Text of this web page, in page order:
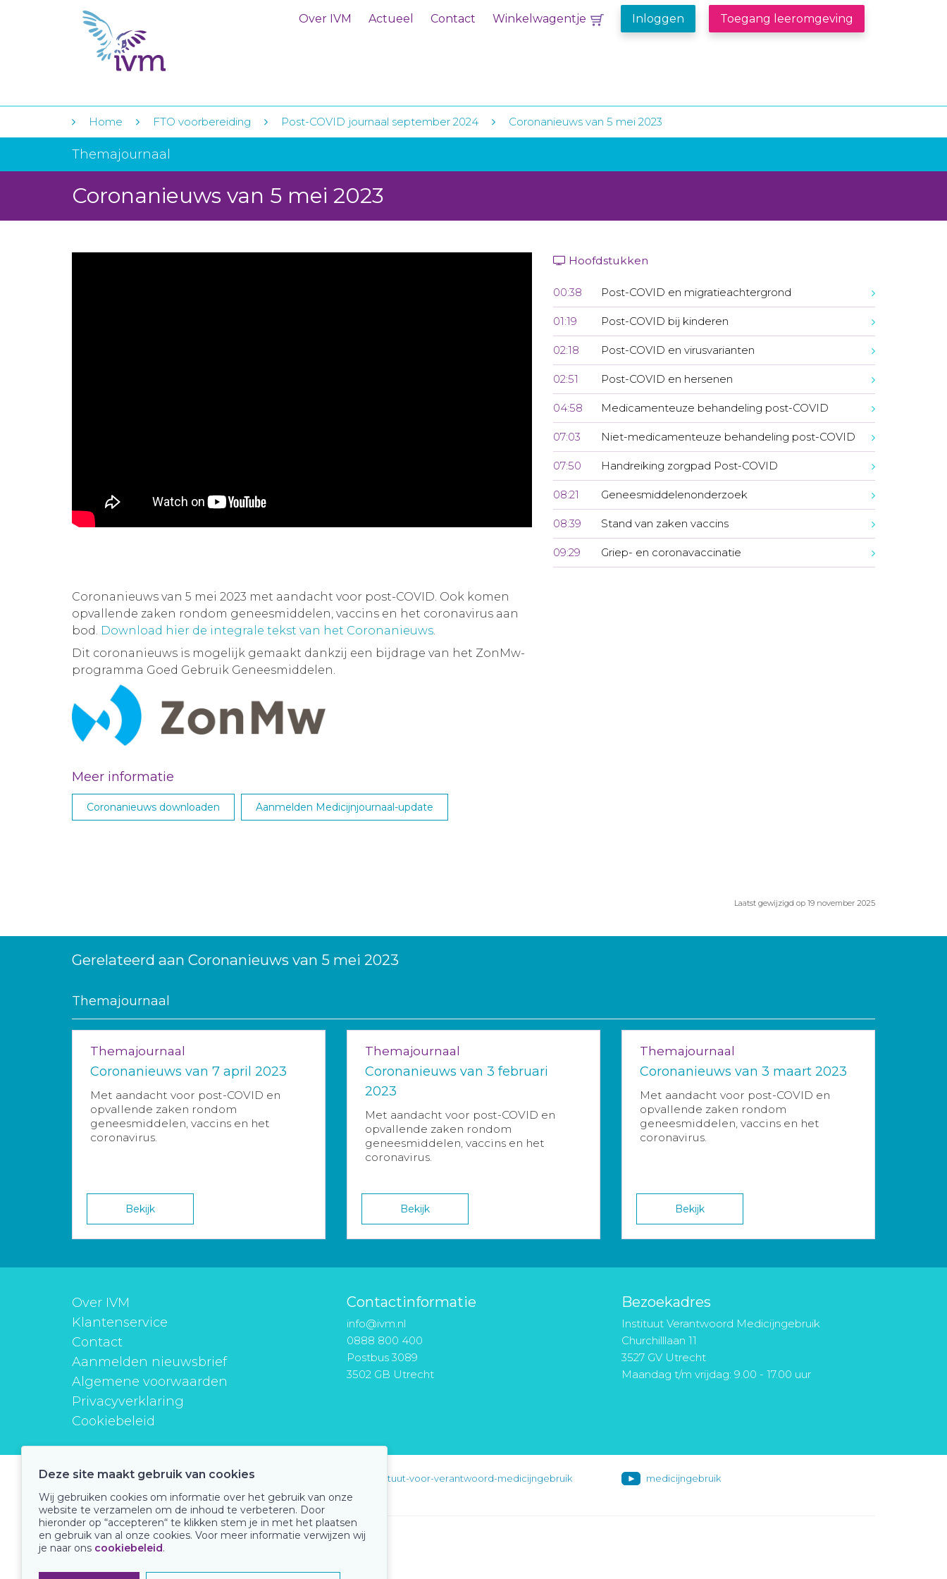
Over IVM Actueel Contact Winkelwagentje Inloggen Toegang leeromgeving
Home FTO voorbereiding Post-COVID journaal september 2024 Coronanieuws van 5 mei 2023
Themajournaal
Coronanieuws van 5 mei 2023
Hoofdstukken
00:38 Post-COVID en migratieachtergrond
01:19 Post-COVID bij kinderen
02:18 Post-COVID en virusvarianten
02:51 Post-COVID en hersenen
04:58 Medicamenteuze behandeling post-COVID
07:03 Niet-medicamenteuze behandeling post-COVID
07:50 Handreiking zorgpad Post-COVID
08:21 Geneesmiddelenonderzoek
08:39 Stand van zaken vaccins
09:29 Griep- en coronavaccinatie
Coronanieuws van 5 mei 2023 met aandacht voor post-COVID. Ook komen
opvallende zaken rondom geneesmiddelen, vaccins en het coronavirus aan
bod. Download hier de integrale tekst van het Coronanieuws.
Dit coronanieuws is mogelijk gemaakt dankzij een bijdrage van het ZonMw-
programma Goed Gebruik Geneesmiddelen.
Meer informatie
Coronanieuws downloaden Aanmelden Medicijnjournaal-update
Laatst gewijzigd op 19 november 2025
Gerelateerd aan Coronanieuws van 5 mei 2023
Themajournaal
Themajournaal
Coronanieuws van 7 april 2023
Met aandacht voor post-COVID en
opvallende zaken rondom
geneesmiddelen, vaccins en het
coronavirus.
Bekijk
Themajournaal
Coronanieuws van 3 februari
2023
Met aandacht voor post-COVID en
opvallende zaken rondom
geneesmiddelen, vaccins en het
coronavirus.
Bekijk
Themajournaal
Coronanieuws van 3 maart 2023
Met aandacht voor post-COVID en
opvallende zaken rondom
geneesmiddelen, vaccins en het
coronavirus.
Bekijk
Over IVM
Klantenservice
Contact
Aanmelden nieuwsbrief
Algemene voorwaarden
Privacyverklaring
Cookiebeleid
Contactinformatie
info@ivm.nl
0888 800 400
Postbus 3089
3502 GB Utrecht
Bezoekadres
Instituut Verantwoord Medicijngebruik
Churchilllaan 11
3527 GV Utrecht
Maandag t/m vrijdag: 9.00 - 17.00 uur
instituutverantwoordmedicijngebruik instituut-voor-verantwoord-medicijngebruik medicijngebruik
Onze keurmerken
Deze site maakt gebruik van cookies
Wij gebruiken cookies om informatie over het gebruik van onze
website te verzamelen om de inhoud te verbeteren. Door
hieronder op “accepteren“ te klikken stem je in met het plaatsen
en gebruik van al onze cookies. Voor meer informatie verwijzen wij
je naar ons cookiebeleid.